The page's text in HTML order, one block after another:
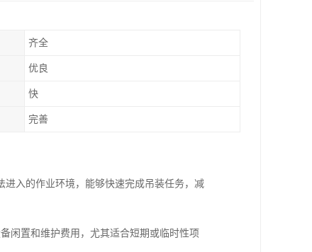
齐全
优良
快
完善
入的作业环境，能够快速完成吊装任务，减
闲置和维护费用，尤其适合短期或临时性项